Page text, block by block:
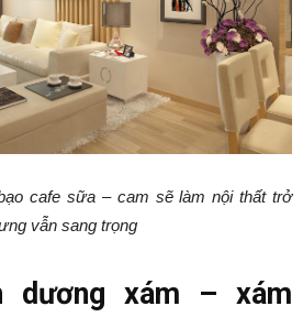
cafe sữa – cam sẽ làm nội thất trở
vẫn sang trọng
dương xám – xám